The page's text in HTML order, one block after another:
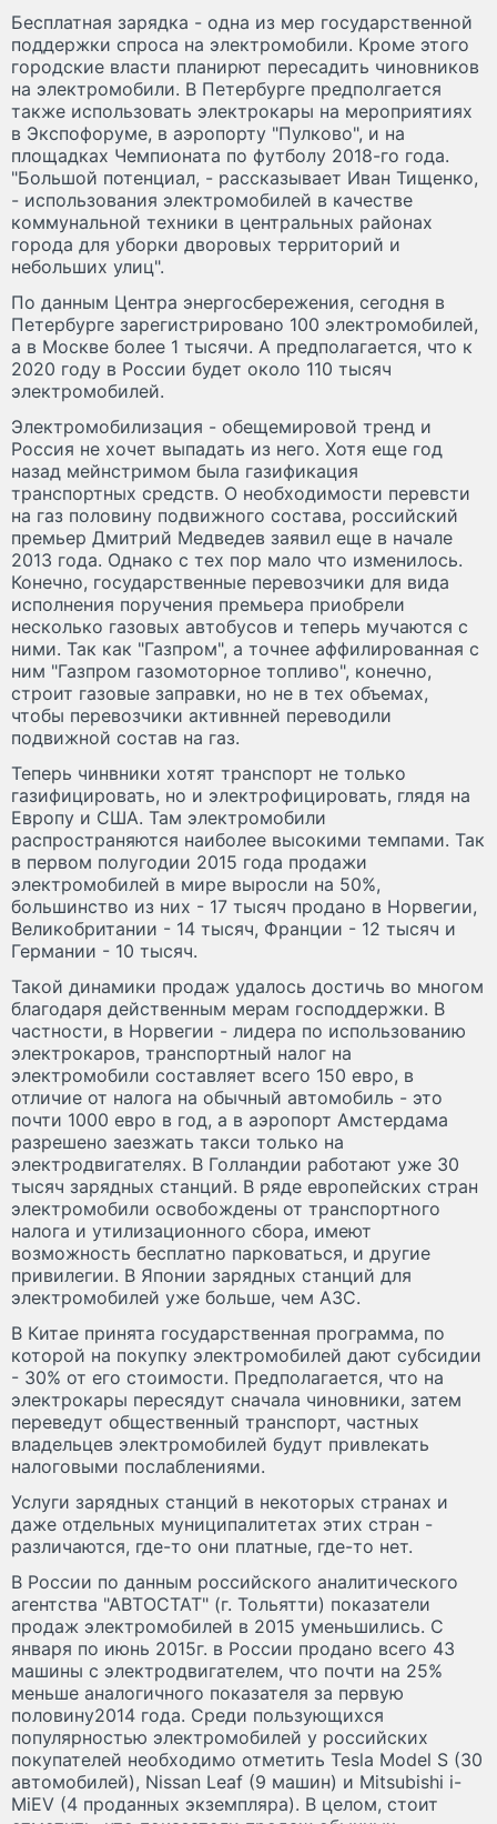
Бесплатная зарядка - одна из мер государственной
поддержки спроса на электромобили. Кроме этого
городские власти планирют пересадить чиновников
на электромобили. В Петербурге предполгается
также использовать электрокары на мероприятиях
в Экспофоруме, в аэропорту "Пулково", и на
площадках Чемпионата по футболу 2018-го года.
"Большой потенциал, - рассказывает Иван Тищенко,
- использования электромобилей в качестве
коммунальной техники в центральных районах
города для уборки дворовых территорий и
небольших улиц".
По данным Центра энергосбережения, сегодня в
Петербурге зарегистрировано 100 электромобилей,
а в Москве более 1 тысячи. А предполагается, что к
2020 году в России будет около 110 тысяч
электромобилей.
Электромобилизация - обещемировой тренд и
Россия не хочет выпадать из него. Хотя еще год
назад мейнстримом была газификация
транспортных средств. О необходимости перевсти
на газ половину подвижного состава, российский
премьер Дмитрий Медведев заявил еще в начале
2013 года. Однако с тех пор мало что изменилось.
Конечно, государственные перевозчики для вида
исполнения поручения премьера приобрели
несколько газовых автобусов и теперь мучаются с
ними. Так как "Газпром", а точнее аффилированная с
ним "Газпром газомоторное топливо", конечно,
строит газовые заправки, но не в тех объемах,
чтобы перевозчики активнней переводили
подвижной состав на газ.
Теперь чинвники хотят транспорт не только
газифицировать, но и электрофицировать, глядя на
Европу и США. Там электромобили
распространяются наиболее высокими темпами. Так
в первом полугодии 2015 года продажи
электромобилей в мире выросли на 50%,
большинство из них - 17 тысяч продано в Норвегии,
Великобритании - 14 тысяч, Франции - 12 тысяч и
Германии - 10 тысяч.
Такой динамики продаж удалось достичь во многом
благодаря действенным мерам господдержки. В
частности, в Норвегии - лидера по использованию
электрокаров, транспортный налог на
электромобили составляет всего 150 евро, в
отличие от налога на обычный автомобиль - это
почти 1000 евро в год, а в аэропорт Амстердама
разрешено заезжать такси только на
электродвигателях. В Голландии работают уже 30
тысяч зарядных станций. В ряде европейских стран
электромобили освобождены от транспортного
налога и утилизационного сбора, имеют
возможность бесплатно парковаться, и другие
привилегии. В Японии зарядных станций для
электромобилей уже больше, чем АЗС.
В Китае принята государственная программа, по
которой на покупку электромобилей дают субсидии
- 30% от его стоимости. Предполагается, что на
электрокары пересядут сначала чиновники, затем
переведут общественный транспорт, частных
владельцев электромобилей будут привлекать
налоговыми послаблениями.
Услуги зарядных станций в некоторых странах и
даже отдельных муниципалитетах этих стран -
различаются, где-то они платные, где-то нет.
В России по данным российского аналитического
агентства "АВТОСТАТ" (г. Тольятти) показатели
продаж электромобилей в 2015 уменьшились. С
января по июнь 2015г. в России продано всего 43
машины с электродвигателем, что почти на 25%
меньше аналогичного показателя за первую
половину2014 года. Среди пользующихся
популярностью электромобилей у российских
покупателей необходимо отметить Tesla Model S (30
автомобилей), Nissan Leaf (9 машин) и Mitsubishi i-
MiEV (4 проданных экземпляра). В целом, стоит